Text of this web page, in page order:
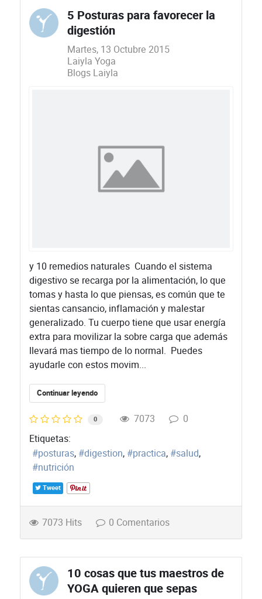
5 Posturas para favorecer la
digestión
Martes, 13 Octubre 2015
Laiyla Yoga
Blogs Laiyla
y 10 remedios naturales ​Cuando el sistema
digestivo se recarga por la alimentación, lo que
tomas y hasta lo que piensas, es común que te
sientas cansancio, inflamación y malestar
generalizado. Tu cuerpo tiene que usar energía
extra para movilizar la sobre carga que además
llevará mas tiempo de lo normal. Puedes
ayudarle con estos movim...
Continuar leyendo
0 7073
0
Etiquetas:
posturas
digestion practica
salud
nutrición
Tweet
7073 Hits 0 Comentarios
10 cosas que tus maestros de
YOGA quieren que sepas